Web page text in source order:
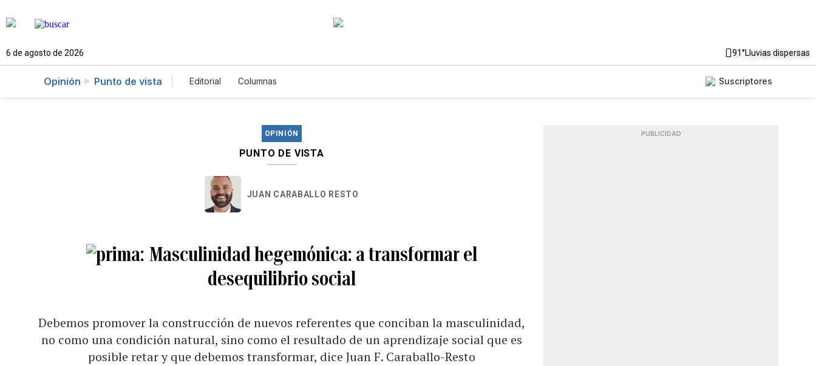
6 de agosto de 2026 91°Lluvias dispersas
Opinión Punto de vista Editorial Columnas Suscriptores
OPINIÓN
PUNTO DE VISTA
JUAN CARABALLO RESTO
Masculinidad hegemónica: a transformar el
desequilibrio social
Debemos promover la construcción de nuevos referentes que conciban la masculinidad,
no como una condición natural, sino como el resultado de un aprendizaje social que es
posible retar y que debemos transformar, dice Juan F. Caraballo-Resto
PUBLICIDAD